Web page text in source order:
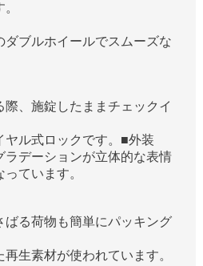
ダブルホイールでスムーズな
、施錠したままチェックイ
ヤル式ロックです。■外装
ラデーションが立体的な表情
ています。
ばる荷物も簡単にパッキング
生素材が使われています。